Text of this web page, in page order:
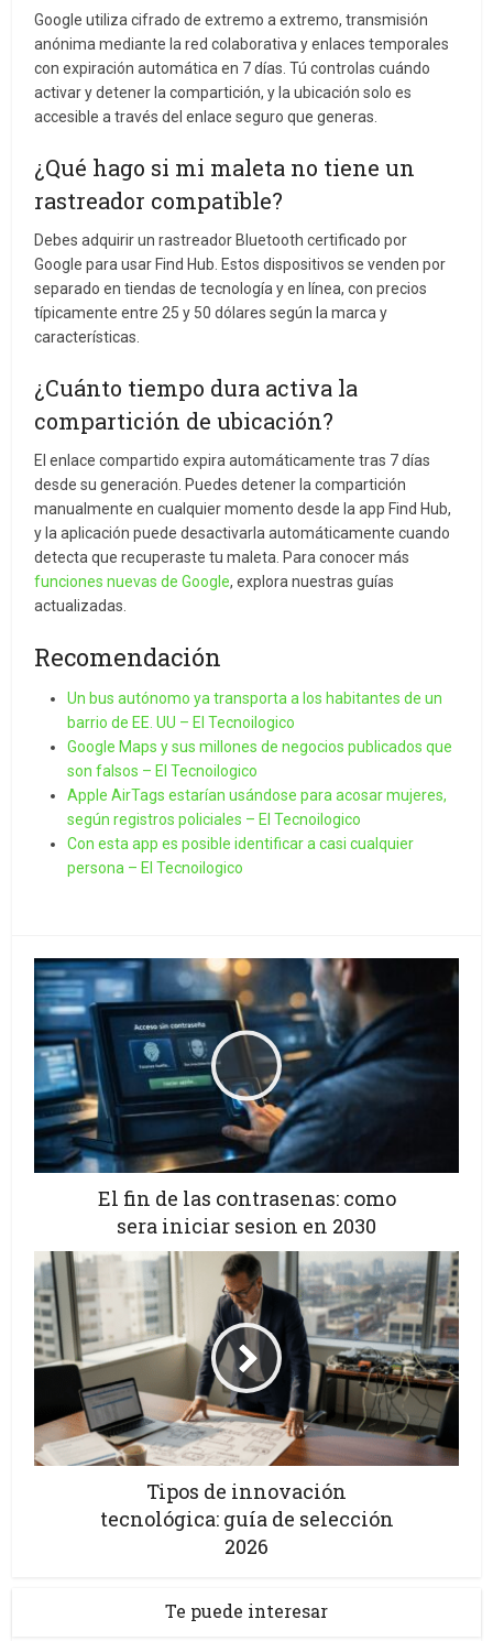
Google utiliza cifrado de extremo a extremo, transmisión
anónima mediante la red colaborativa y enlaces temporales
con expiración automática en 7 días. Tú controlas cuándo
activar y detener la compartición, y la ubicación solo es
accesible a través del enlace seguro que generas.
¿Qué hago si mi maleta no tiene un
rastreador compatible?
Debes adquirir un rastreador Bluetooth certificado por
Google para usar Find Hub. Estos dispositivos se venden por
separado en tiendas de tecnología y en línea, con precios
típicamente entre 25 y 50 dólares según la marca y
características.
¿Cuánto tiempo dura activa la
compartición de ubicación?
El enlace compartido expira automáticamente tras 7 días
desde su generación. Puedes detener la compartición
manualmente en cualquier momento desde la app Find Hub,
y la aplicación puede desactivarla automáticamente cuando
detecta que recuperaste tu maleta. Para conocer más
funciones nuevas de Google, explora nuestras guías
actualizadas.
Recomendación
Un bus autónomo ya transporta a los habitantes de un
barrio de EE. UU – El Tecnoilogico
Google Maps y sus millones de negocios publicados que
son falsos – El Tecnoilogico
Apple AirTags estarían usándose para acosar mujeres,
según registros policiales – El Tecnoilogico
Con esta app es posible identificar a casi cualquier
persona – El Tecnoilogico
El fin de las contrasenas: como
sera iniciar sesion en 2030
Tipos de innovación
tecnológica: guía de selección
2026
Te puede interesar